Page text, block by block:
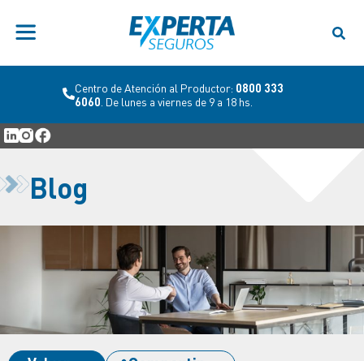
Centro de Atención al Productor: 0800 333
6060 . De lunes a viernes de 9 a 18 hs.
Blog